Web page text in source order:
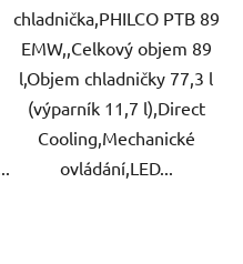
chladnička,PHILCO PTB 89
EMW,,Celkový objem 89
l,Objem chladničky 77,3 l
(výparník 11,7 l),Direct
Cooling,Mechanické
ovládání,LED...